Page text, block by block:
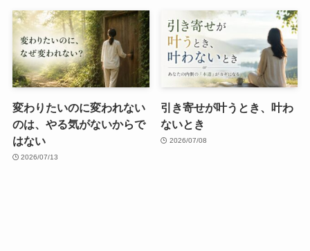
変わりたいのに変われない
のは、やる気がないからで
はない
2026/07/13
引き寄せが叶うとき、叶わ
ないとき
2026/07/08